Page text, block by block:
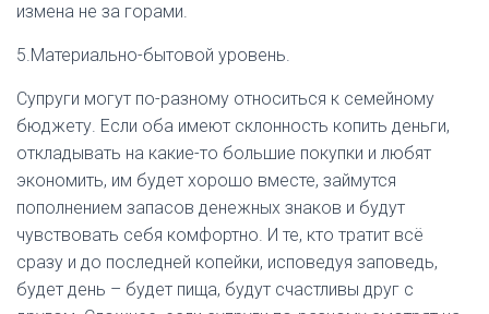
измена не за горами.
5.Материально-бытовой уровень.
Супруги могут по-разному относиться к семейному
бюджету. Если оба имеют склонность копить деньги,
откладывать на какие-то большие покупки и любят
экономить, им будет хорошо вместе, займутся
пополнением запасов денежных знаков и будут
чувствовать себя комфортно. И те, кто тратит всё
сразу и до последней копейки, исповедуя заповедь,
будет день – будет пища, будут счастливы друг с